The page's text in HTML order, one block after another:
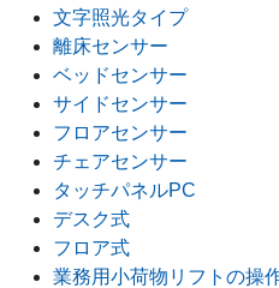
文字照光タイプ
離床センサー
ベッドセンサー
サイドセンサー
フロアセンサー
チェアセンサー
タッチパネルPC
デスク式
フロア式
業務用小荷物リフトの操